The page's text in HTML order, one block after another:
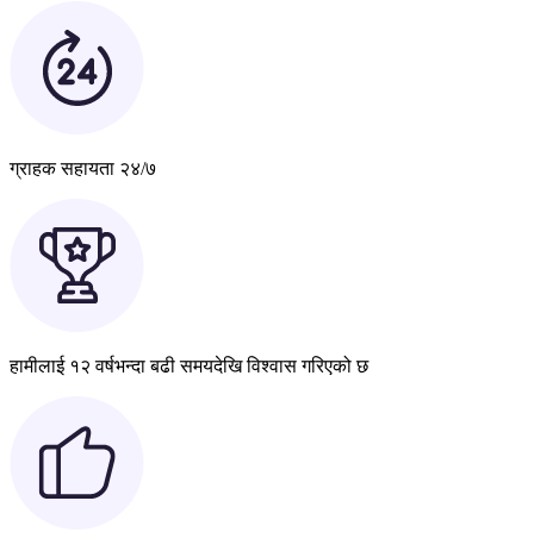
ग्राहक सहायता २४/७
हामीलाई १२ वर्षभन्दा बढी समयदेखि विश्वास गरिएको छ